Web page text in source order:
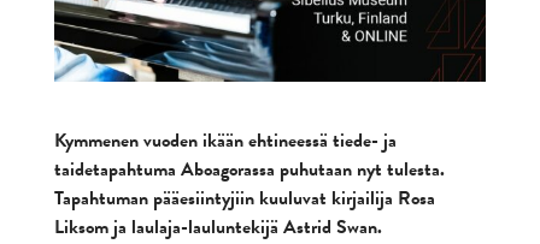
Kymmenen vuoden ikään ehtineessä tiede- ja
taidetapahtuma Aboagorassa puhutaan nyt tulesta.
Tapahtuman pääesiintyjiin kuuluvat kirjailija Rosa
Liksom ja laulaja-lauluntekijä Astrid Swan.